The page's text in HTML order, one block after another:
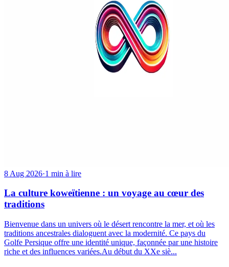
8 Aug 2026·1 min à lire
La culture koweïtienne : un voyage au cœur des
traditions
Bienvenue dans un univers où le désert rencontre la mer, et où les
traditions ancestrales dialoguent avec la modernité. Ce pays du
Golfe Persique offre une identité unique, façonnée par une histoire
riche et des influences variées.Au début du XXe siè...